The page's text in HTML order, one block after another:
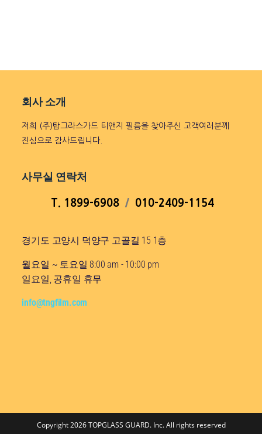
회사 소개
저희 (주)탑그라스가드 티앤지 필름을 찾아주신 고객여러분께
진심으로 감사드립니다.
사무실 연락처
T. 1899-6908 / 010-2409-1154
경기도 고양시 덕양구 고골길 15 1층
월요일 ~ 토요일 8:00 am - 10:00 pm
일요일, 공휴일 휴무
info@tngfilm.com
Copyright 2026 TOPGLASS GUARD. Inc. All rights reserved